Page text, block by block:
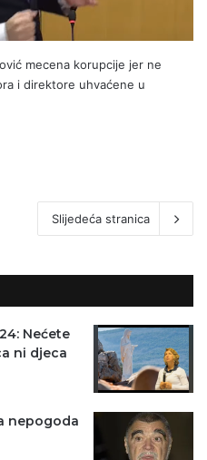
mecena korupcije jer ne
i direktore uhvaćene u
Slijedeća stranica
Nećete
ni djeca
nepogoda